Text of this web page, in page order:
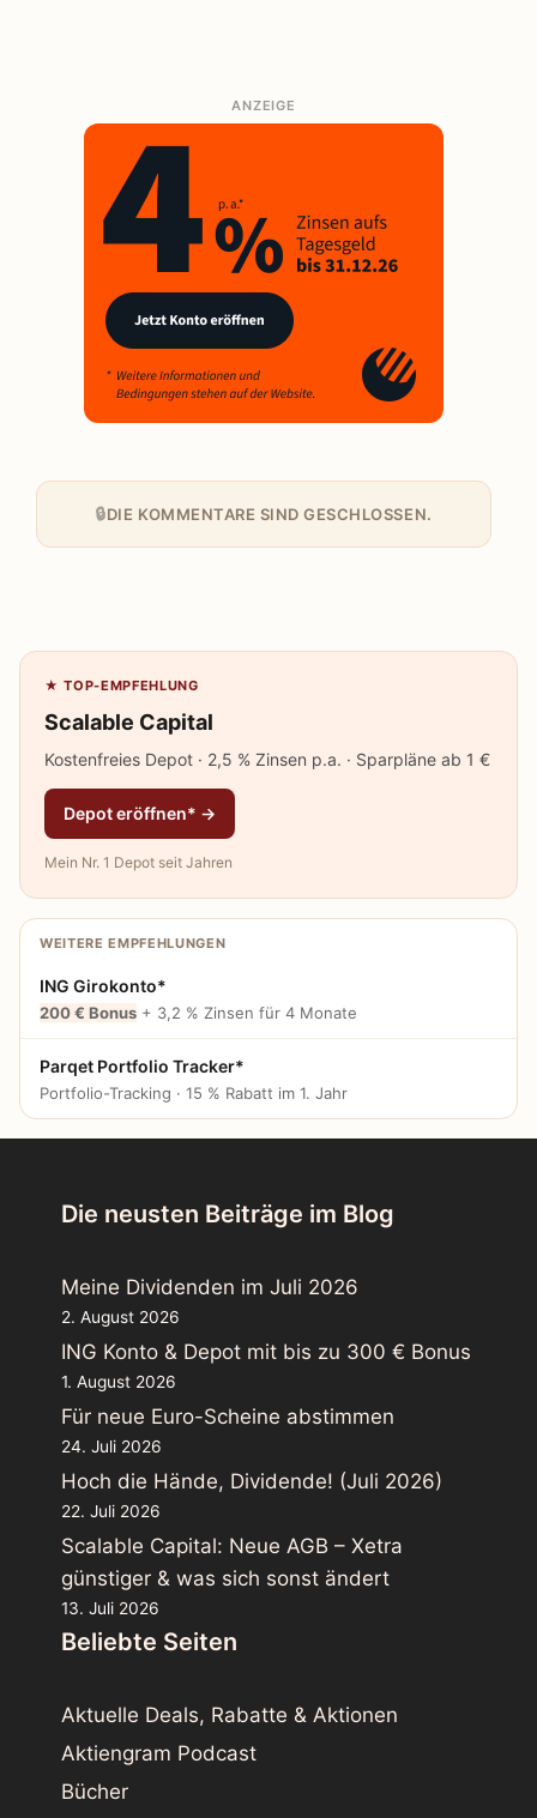
ANZEIGE
DIE KOMMENTARE SIND GESCHLOSSEN.
★ TOP-EMPFEHLUNG
Scalable Capital
Kostenfreies Depot · 2,5 % Zinsen p.a. · Sparpläne ab 1 €
Depot eröffnen* →
Mein Nr. 1 Depot seit Jahren
WEITERE EMPFEHLUNGEN
ING Girokonto*
200 € Bonus + 3,2 % Zinsen für 4 Monate
Parqet Portfolio Tracker*
Portfolio-Tracking · 15 % Rabatt im 1. Jahr
Die neusten Beiträge im Blog
Meine Dividenden im Juli 2026
2. August 2026
ING Konto & Depot mit bis zu 300 € Bonus
1. August 2026
Für neue Euro-Scheine abstimmen
24. Juli 2026
Hoch die Hände, Dividende! (Juli 2026)
22. Juli 2026
Scalable Capital: Neue AGB – Xetra
günstiger & was sich sonst ändert
13. Juli 2026
Beliebte Seiten
Aktuelle Deals, Rabatte & Aktionen
Aktiengram Podcast
Bücher